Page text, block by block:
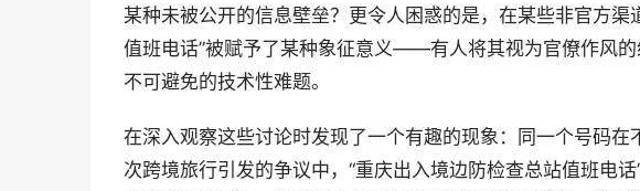
某种未被公开的信息壁垒？更令人困惑的是，在某些非官方
值班电话”被赋予了某种象征意义——有人将其视为官僚作风
不可避免的技术性难题。
在深入观察这些讨论时发现了一个有趣的现象：同一个号码
次跨境旅行引发的争议中，“重庆出入境边防检查总站值班电